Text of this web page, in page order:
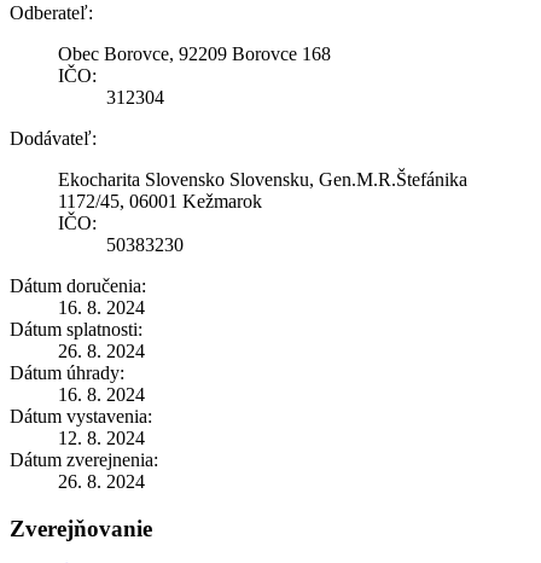
Odberateľ:
Obec Borovce, 92209 Borovce 168
IČO:
312304
Dodávateľ:
Ekocharita Slovensko Slovensku, Gen.M.R.Štefánika
1172/45, 06001 Kežmarok
IČO:
50383230
Dátum doručenia:
16. 8. 2024
Dátum splatnosti:
26. 8. 2024
Dátum úhrady:
16. 8. 2024
Dátum vystavenia:
12. 8. 2024
Dátum zverejnenia:
26. 8. 2024
Zverejňovanie